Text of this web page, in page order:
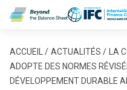
Aller au contenu principal
Fil d'Ariane
ACCUEIL ACTUALITÉS
LA
ADOPTE DES NORMES
DÉVELOPPEMENT DURABLE